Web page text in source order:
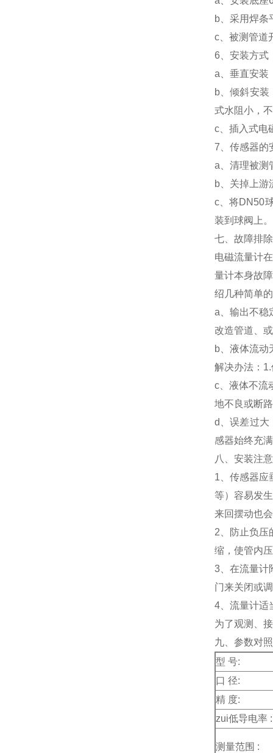
b、采用焊条
c、被测管道
6、安装方式
a、垂直安装
b、倾斜安
式水阻小，
c、插入式电
7、传感器的
a、清理被测
b、关掉上游
c、将DN50
装到球阀上
七、故障排
电磁流量计
量计本身故
绍几种简单
a、输出不稳
改造管道、
b、液体流动
解决办法：
c、液体不流
地不良或断
d、误差过大
感器始终充
八、安装注
1、传感器应
等）容易发
来回摆动也
2、防止负压
缩，使管内
3、在流量计
门来关闭或
4、流量计适
为了观测、
九、 参数对
型 号:
口 径:
精 度:
zui低导电率:
测量范围 :